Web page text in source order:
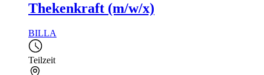
Thekenkraft (m/w/x)
BILLA
Teilzeit